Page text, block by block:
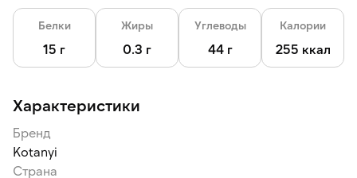
Белки
15 г
Жиры
0.3 г
Углеводы
44 г
Калории
255 ккал
Характеристики
Бренд
Kotanyi
Страна